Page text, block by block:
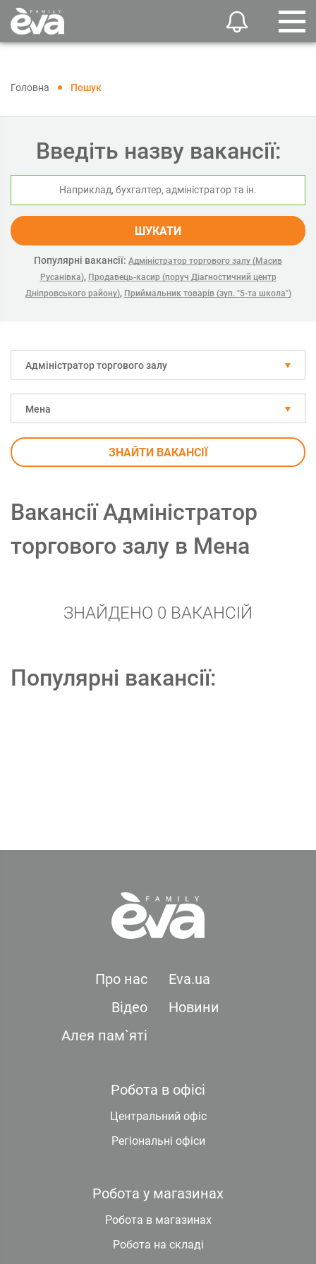
Головна Пошук
Введіть назву вакансії:
ШУКАТИ
Популярні вакансії: Адміністратор торгового залу (Масив
Русанівка), Продавець-касир (поруч Діагностичний центр
Дніпровського району), Приймальник товарів (зуп. "5-та школа")
Адміністратор торгового залу
Мена
ЗНАЙТИ ВАКАНСІЇ
Вакансії Адміністратор
торгового залу в Мена
ЗНАЙДЕНО 0 ВАКАНСІЙ
Популярні вакансії:
Про нас
Eva.ua
Відео
Новини
Алея пам`яті
Робота в офісі
Центральний офіс
Регіональні офіси
Робота у магазинах
Робота в магазинах
Робота на складі